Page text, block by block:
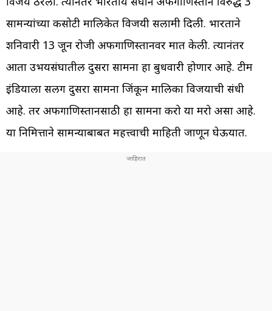
सामन्यांच्या कसोटी मालिकेत विजयी सलामी दिली. भारताने
शनिवारी 13 जून रोजी अफगाणिस्तानवर मात केली. त्यानंतर
आता उभयसंघातील दुसरा सामना हा बुधवारी होणार आहे. टीम
इंडियाला सलग दुसरा सामना जिंकून मालिका विजयाची संधी
आहे. तर अफगाणिस्तानसाठी हा सामना करो या मरो असा आहे.
या निमित्ताने सामन्याबाबत महत्त्वाची माहिती जाणून घेऊयात.